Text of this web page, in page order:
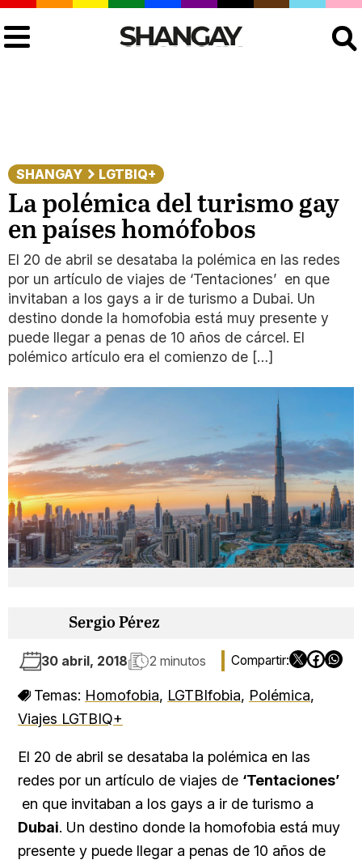
SHANGAY LGTBIQ+
La polémica del turismo gay
en países homófobos
El 20 de abril se desataba la polémica en las redes
por un artículo de viajes de ‘Tentaciones’ en que
invitaban a los gays a ir de turismo a Dubai. Un
destino donde la homofobia está muy presente y
puede llegar a penas de 10 años de cárcel. El
polémico artículo era el comienzo de […]
Sergio Pérez
30 abril, 2018 2 minutos
Temas: Homofobia, LGTBIfobia, Polémica,
Viajes LGTBIQ+
El 20 de abril se desataba la polémica en las
redes por un artículo de viajes de ‘Tentaciones’
en que invitaban a los gays a ir de turismo a
Dubai. Un destino donde la homofobia está muy
presente y puede llegar a penas de 10 años de